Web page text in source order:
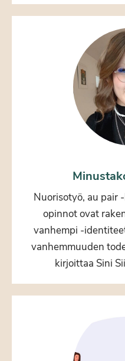
Nuorisotyö, au pair
opinnot ovat
vanhempi -
vanhemmuuden
kirjoittaa Sini